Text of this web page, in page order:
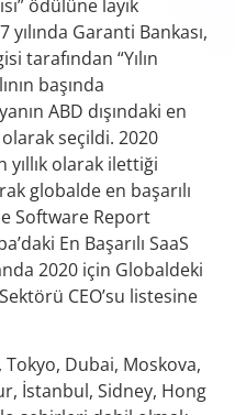
ödülüne layık
Garanti Bankası,
tarafından “Yılın
başında
ABD dışındaki en
olarak seçildi. 2020
yıllık olarak ilettiği
globalde en başarılı
Software Report
En Başarılı SaaS
2020 için Globaldeki
Sektörü CEO’su listesine
Tokyo, Dubai, Moskova,
İstanbul, Sidney, Hong